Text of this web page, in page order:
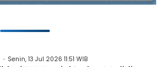
Senin, 13 Jul 2026 11:51 WIB